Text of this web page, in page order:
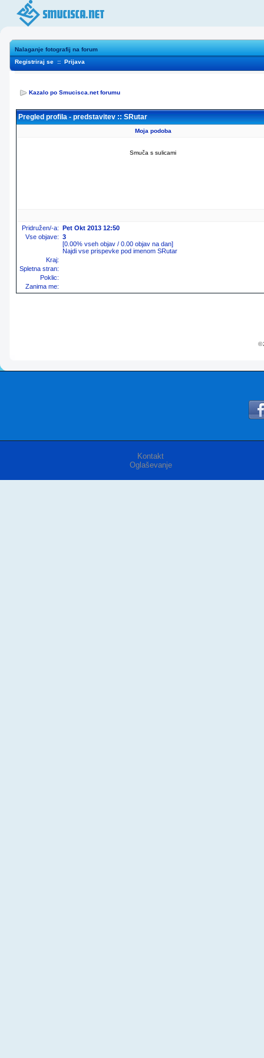
Nalaganje fotografij na forum
Registriraj se :: Prijava
Kazalo po Smucisca.net forumu
Pregled profila - predstavitev :: SRutar
Moja podoba
Smuča s sulicami
Pridružen/-a: Pet Okt 2013 12:50
Vse objave: 3
[0.00% vseh objav / 0.00 objav na dan]
Najdi vse prispevke pod imenom SRutar
Kraj:
Spletna stran:
Poklic:
Zanima me:
©
Kontakt
Oglaševanje